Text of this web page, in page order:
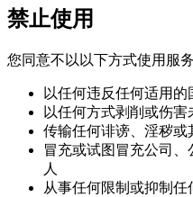
禁止使用
您同意不以以下方式使用服务
以任何违反任何适用
以任何方式剥削或伤害
传输任何诽谤、淫秽或
冒充或试图冒充公司
人
从事任何限制或抑制